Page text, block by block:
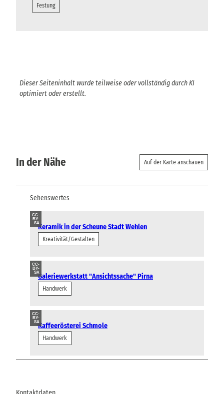
Festung
Dieser Seiteninhalt wurde teilweise oder vollständig durch KI
optimiert oder erstellt.
In der Nähe Auf der Karte anschauen
Sehenswertes
CC-
BY-
SAKeramik in der Scheune Stadt Wehlen
Kreativität/Gestalten
CC-
BY-
SAGaleriewerkstatt "Ansichtssache" Pirna
Handwerk
CC-
BY-
SAKaffeerösterei Schmole
Handwerk